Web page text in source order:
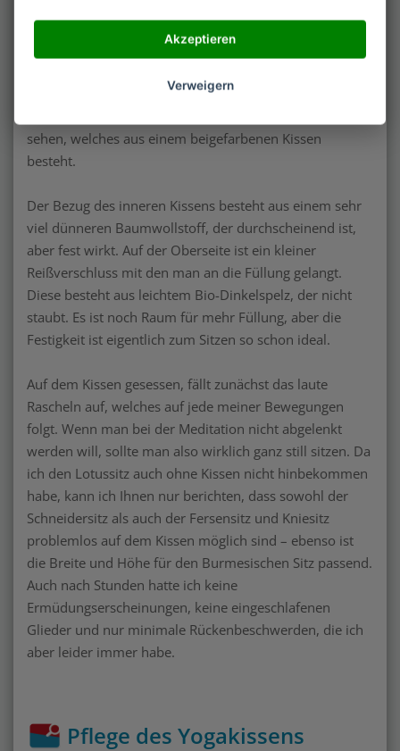
Der Stoff ist recht fest und wirkt robust. Die Kordel, mit
der das Kissen geöffnet und verschlossen wird, ist
Durchmesser von 5 mm. Man kann den runden
sehen, welches aus einem beigefarbenen Kissen
besteht.
Der Bezug des inneren Kissens besteht aus einem sehr
viel dünneren Baumwollstoff, der durchscheinend ist,
aber fest wirkt. Auf der Oberseite ist ein kleiner
Reißverschluss mit den man an die Füllung gelangt.
Diese besteht aus leichtem Bio-Dinkelspelz, der nicht
staubt. Es ist noch Raum für mehr Füllung, aber die
Festigkeit ist eigentlich zum Sitzen so schon ideal.
Auf dem Kissen gesessen, fällt zunächst das laute
Rascheln auf, welches auf jede meiner Bewegungen
folgt. Wenn man bei der Meditation nicht abgelenkt
werden will, sollte man also wirklich ganz still sitzen. Da
ich den Lotussitz auch ohne Kissen nicht hinbekommen
habe, kann ich Ihnen nur berichten, dass sowohl der
Schneidersitz als auch der Fersensitz und Kniesitz
problemlos auf dem Kissen möglich sind – ebenso ist
die Breite und Höhe für den Burmesischen Sitz passend.
Auch nach Stunden hatte ich keine
Ermüdungserscheinungen, keine eingeschlafenen
Glieder und nur minimale Rückenbeschwerden, die ich
aber leider immer habe.
Pflege des Yogakissens
Akzeptieren
Verweigern